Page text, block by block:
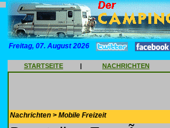
Freitag, 07. August 2026
STARTSEITE | NACHRICHTEN
Nachrichten > Mobile Freizeit